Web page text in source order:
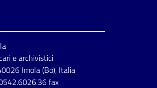
e archivistici
Imola (Bo), Italia
fax